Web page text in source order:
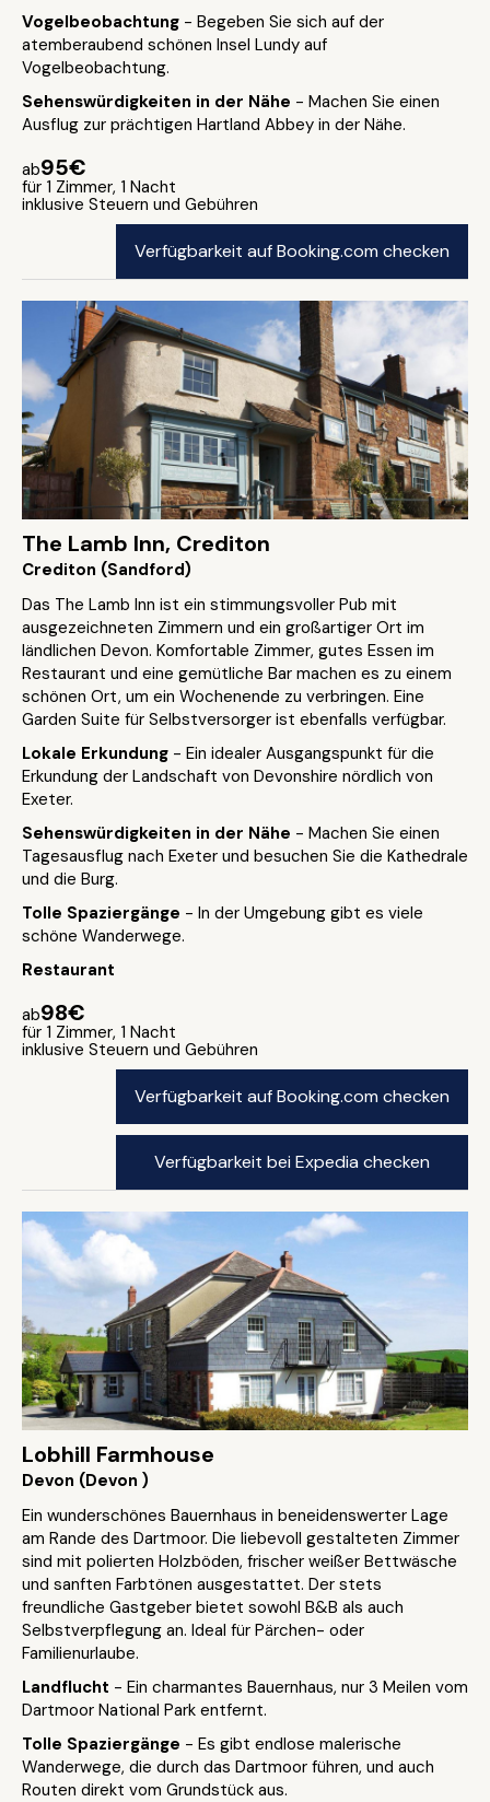
Vogelbeobachtung - Begeben Sie sich auf der
atemberaubend schönen Insel Lundy auf
Vogelbeobachtung.
Sehenswürdigkeiten in der Nähe - Machen Sie einen
Ausflug zur prächtigen Hartland Abbey in der Nähe.
ab95€
für 1 Zimmer, 1 Nacht
inklusive Steuern und Gebühren
Verfügbarkeit auf Booking.com checken
The Lamb Inn, Crediton
Crediton (Sandford)
Das The Lamb Inn ist ein stimmungsvoller Pub mit
ausgezeichneten Zimmern und ein großartiger Ort im
ländlichen Devon. Komfortable Zimmer, gutes Essen im
Restaurant und eine gemütliche Bar machen es zu einem
schönen Ort, um ein Wochenende zu verbringen. Eine
Garden Suite für Selbstversorger ist ebenfalls verfügbar.
Lokale Erkundung - Ein idealer Ausgangspunkt für die
Erkundung der Landschaft von Devonshire nördlich von
Exeter.
Sehenswürdigkeiten in der Nähe - Machen Sie einen
Tagesausflug nach Exeter und besuchen Sie die Kathedrale
und die Burg.
Tolle Spaziergänge - In der Umgebung gibt es viele
schöne Wanderwege.
Restaurant
ab98€
für 1 Zimmer, 1 Nacht
inklusive Steuern und Gebühren
Verfügbarkeit auf Booking.com checken
Verfügbarkeit bei Expedia checken
Lobhill Farmhouse
Devon (Devon )
Ein wunderschönes Bauernhaus in beneidenswerter Lage
am Rande des Dartmoor. Die liebevoll gestalteten Zimmer
sind mit polierten Holzböden, frischer weißer Bettwäsche
und sanften Farbtönen ausgestattet. Der stets
freundliche Gastgeber bietet sowohl B&B als auch
Selbstverpflegung an. Ideal für Pärchen- oder
Familienurlaube.
Landflucht - Ein charmantes Bauernhaus, nur 3 Meilen vom
Dartmoor National Park entfernt.
Tolle Spaziergänge - Es gibt endlose malerische
Wanderwege, die durch das Dartmoor führen, und auch
Routen direkt vom Grundstück aus.